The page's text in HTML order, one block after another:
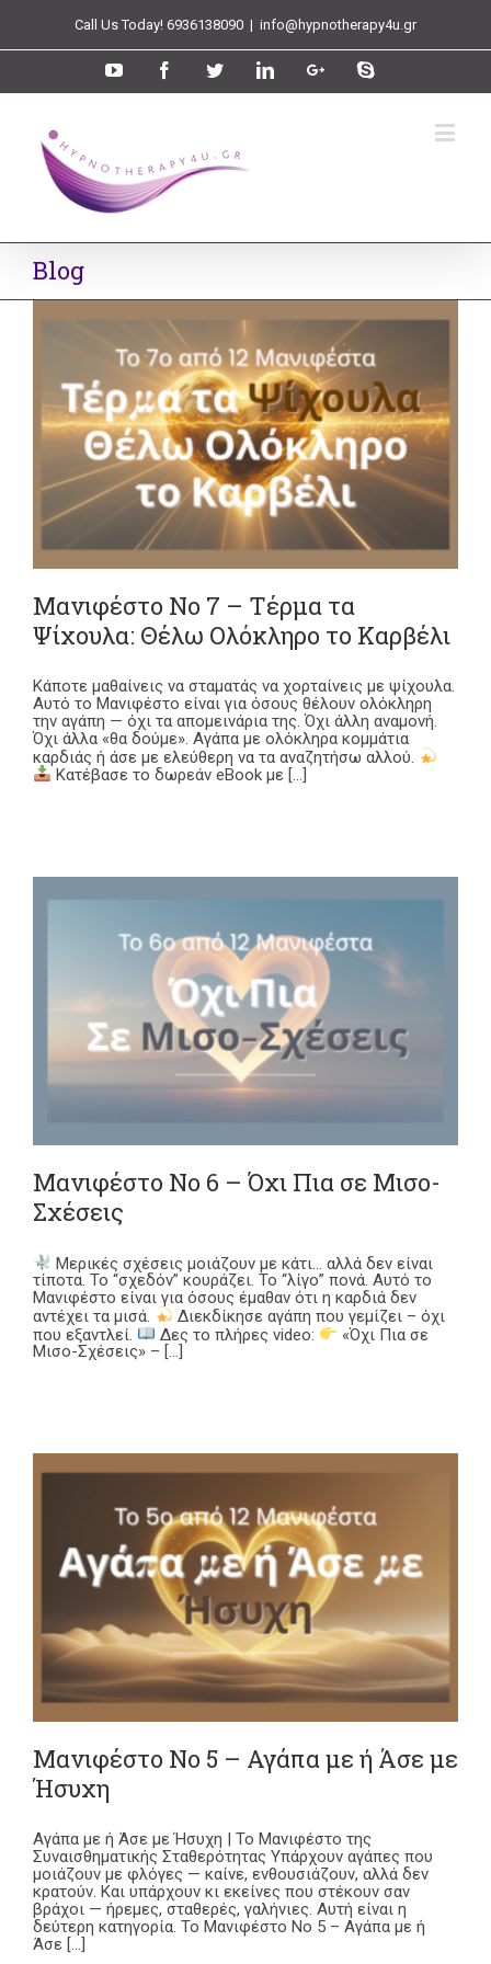
Call Us Today! 6936138090 | info@hypnotherapy4u.gr
Blog
Μανιφέστο Νο 7 – Τέρμα τα
Ψίχουλα: Θέλω Ολόκληρο το Καρβέλι
Κάποτε μαθαίνεις να σταματάς να χορταίνεις με ψίχουλα.
Αυτό το Μανιφέστο είναι για όσους θέλουν ολόκληρη
την αγάπη — όχι τα απομεινάρια της. Όχι άλλη αναμονή.
Όχι άλλα «θα δούμε». Αγάπα με ολόκληρα κομμάτια
καρδιάς ή άσε με ελεύθερη να τα αναζητήσω αλλού.
Κατέβασε το δωρεάν eBook με [...]
Μανιφέστο Νο 6 – Όχι Πια σε Μισο-
Σχέσεις
Μερικές σχέσεις μοιάζουν με κάτι… αλλά δεν είναι
τίποτα. Το “σχεδόν” κουράζει. Το “λίγο” πονά. Αυτό το
Μανιφέστο είναι για όσους έμαθαν ότι η καρδιά δεν
αντέχει τα μισά.
Διεκδίκησε αγάπη που γεμίζει – όχι
που εξαντλεί.
Δες το πλήρες video:
«Όχι Πια σε
Μισο-Σχέσεις» – [...]
Μανιφέστο Νο 5 – Αγάπα με ή Άσε με
Ήσυχη
Αγάπα με ή Άσε με Ήσυχη | Το Μανιφέστο της
Συναισθηματικής Σταθερότητας Υπάρχουν αγάπες που
μοιάζουν με φλόγες — καίνε, ενθουσιάζουν, αλλά δεν
κρατούν. Και υπάρχουν κι εκείνες που στέκουν σαν
βράχοι — ήρεμες, σταθερές, γαλήνιες. Αυτή είναι η
δεύτερη κατηγορία. Το Μανιφέστο Νο 5 – Αγάπα με ή
Άσε [...]